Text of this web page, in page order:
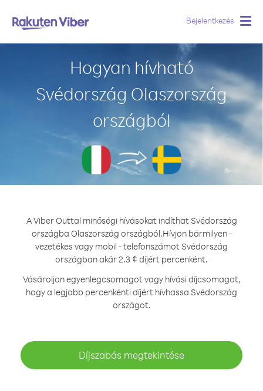
Bejelentkezés
Hogyan hívható
Svédország Olaszország
országból
A Viber Outtal minőségi hívásokat indíthat Svédország
országba Olaszország országból.Hívjon bármilyen -
vezetékes vagy mobil - telefonszámot Svédország
országban akár 2.3 ¢ díjért percenként.
Vásároljon egyenlegcsomagot vagy hívási díjcsomagot,
hogy a legjobb percenkénti díjért hívhassa Svédország
országot.
Díjszabás megtekintése